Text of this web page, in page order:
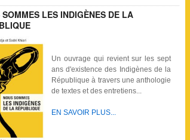
SOMMES LES INDIGÈNES DE LA
Un ouvrage qui revient sur les sept
ans d'existence des Indigènes de la
République à travers une anthologie
de textes et des entretiens...
EN SAVOIR PLUS...